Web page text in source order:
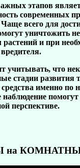
этапов
современных
всего для
уничтожить
растений и при
учитывать, что
стадии
именно по
наблюдение
перспективе.
КОМНАТНЫХ